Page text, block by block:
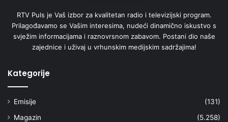
RTV Puls je Vaš izbor za kvalitetan radio i televizijski program.
Prilagođavamo se Vašim interesima, nudeći dinamično iskustvo s
svježim informacijama i raznovrsnom zabavom. Postani dio naše
zajednice i uživaj u vrhunskim medijskim sadržajima!
Kategorije
Emisije
(131)
Magazin
(5.258)